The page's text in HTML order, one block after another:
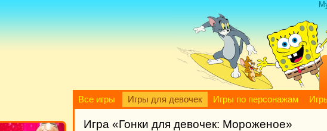
Все игры Игры для девочек Игры по персонажам
Игра «Гонки для девочек: Мороженое»